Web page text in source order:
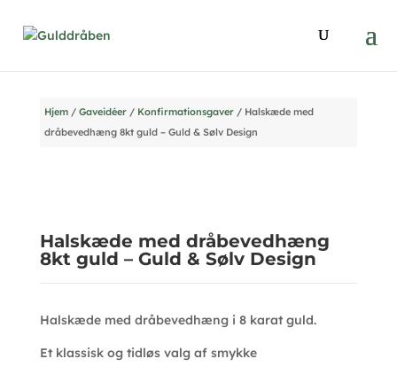
Hjem/ Gaveidéer/ Konfirmationsgaver/ Halskæde med
dråbevedhæng 8kt guld – Guld & Sølv Design
Halskæde med dråbevedhæng
8kt guld – Guld & Sølv Design
Halskæde med dråbevedhæng i 8 karat guld.
Et klassisk og tidløs valg af smykke